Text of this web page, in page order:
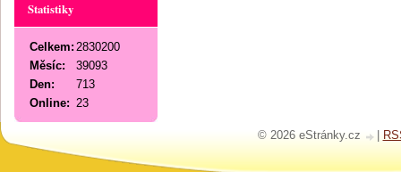
Statistiky
Online: 23
Celkem: 2830200
Měsíc:
39093
Den:
713
© 2026 eStránky.cz